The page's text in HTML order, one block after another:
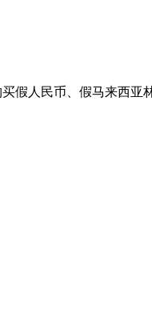
买假人民币、假马来